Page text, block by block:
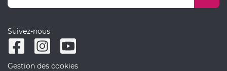
Suivez-nous
Gestion des cookies